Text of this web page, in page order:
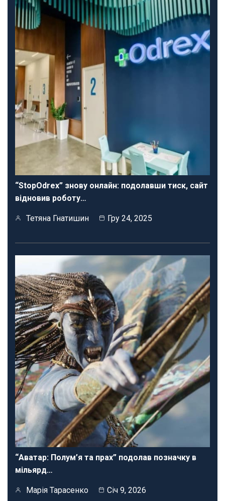
“StopOdrex” знову онлайн: подолавши тиск, сайт
відновив роботу…
Тетяна Гнатишин Гру 24, 2025
“Аватар: Полум’я та прах” подолав позначку в
мільярд…
Марія Тарасенко Січ 9, 2026